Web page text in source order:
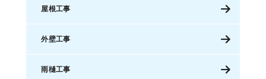
屋根工事
外壁工事
雨樋工事